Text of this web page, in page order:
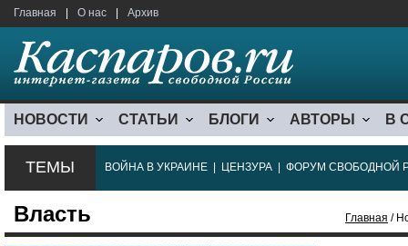
Главная О нас Архив
НОВОСТИ СТАТЬИ БЛОГИ АВТОРЫ В
ТЕМЫ ВОЙНА В УКРАИНЕ ЦЕНЗУРА ФОРУМ СВОБОДНОЙ
Власть Главная /